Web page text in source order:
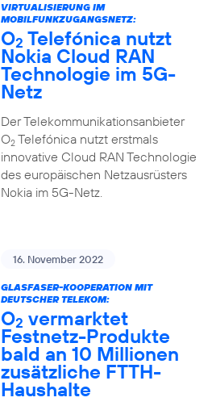
VIRTUALISIERUNG IM
MOBILFUNKZUGANGSNETZ:
O2 Telefónica nutzt
Nokia Cloud RAN
Technologie im 5G-
Netz
Der Telekommunikationsanbieter
O2Telefónica nutzt erstmals
innovative Cloud RAN Technologie
des europäischen Netzausrüsters
Nokia im 5G-Netz.
16. November 2022
GLASFASER-KOOPERATION MIT
DEUTSCHER TELEKOM:
O2 vermarktet
Festnetz-Produkte
bald an 10 Millionen
zusätzliche FTTH-
Haushalte